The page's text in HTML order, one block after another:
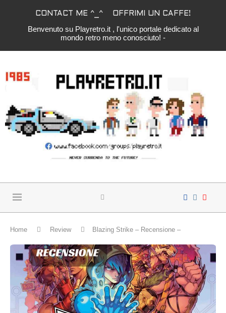
CONTACT ME ^_^ OFFRIMI UN CAFFE!
Benvenuto su Playretro.it , l'unico portale dedicato al
mondo retro meno conosciuto! -
Home Review Blazing Strike – Recensione –